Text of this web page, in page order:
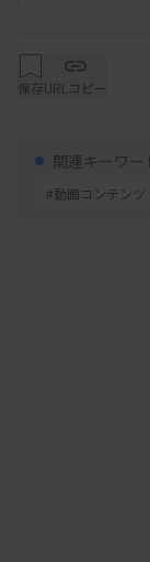
検査室 診療支
群馬大学医学
援および災害
DMATコーデ
保存URLコピー
関連キーワー
#動画コンテンツ